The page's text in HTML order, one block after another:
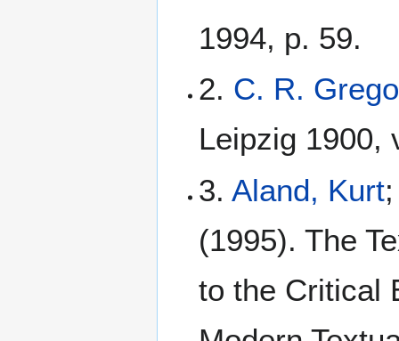
1994, p. 59.
2. C. R.
Leipzig 1900,
3. Aland, Kurt
(1995). The
to the Critical